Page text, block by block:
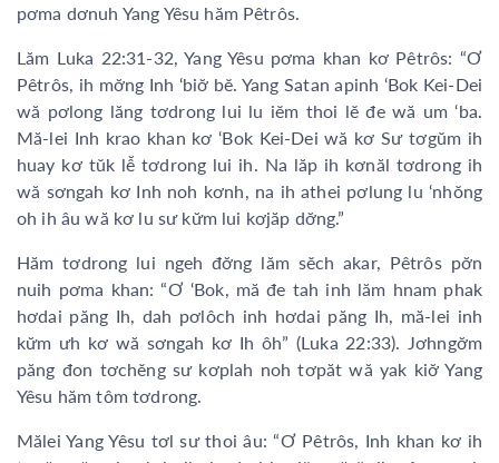
pơma dơnuh Yang Yêsu hăm Pêtrôs.
Lăm Luka 22:31-32, Yang Yêsu pơma khan kơ Pêtrôs: “Ơ
Pêtrôs, ih mơ̆ng Inh ‘biơ̆ bĕ. Yang Satan apinh ‘Bok Kei-Dei
wă pơlong lăng tơdrong lui lu iĕm thoi lĕ đe wă um ‘ba.
Mă-lei Inh krao khan kơ ‘Bok Kei-Dei wă kơ Sư tơgŭm ih
huay kơ tŭk lê̆ tơdrong lui ih. Na lăp ih kơnăl tơdrong ih
wă sơngah kơ Inh noh kơnh, na ih athei pơlung lu ‘nhŏng
oh ih âu wă kơ lu sư kư̆m lui kơjăp dơ̆ng.”
Hăm tơdrong lui ngeh đơ̆ng lăm sĕch akar, Pêtrôs pơ̆n
nuih pơma khan: “Ơ ‘Bok, mă đe tah inh lăm hnam phak
hơdai păng Ih, dah pơlôch inh hơdai păng Ih, mă-lei inh
kư̆m ưh kơ wă sơngah kơ Ih ôh” (Luka 22:33). Jơhngơ̆m
păng đon tơchĕng sư kơplah noh tơpăt wă yak kiơ̆ Yang
Yêsu hăm tôm tơdrong.
Mălei Yang Yêsu tơl sư thoi âu: “Ơ Pêtrôs, Inh khan kơ ih